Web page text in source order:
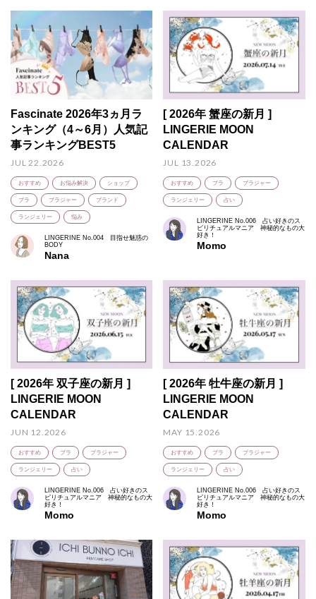
Fascinate 2026年3ヵ月ラ
ンキング（4～6月）人気記
事ランキングBEST5
JUL 22.2026
おすすめ お悩み解決 ショップ
ブラ ブラジャー ブランド
ランジェリー 悩み
LINGERINE No.004 目指せ魅惑の
BODY
Nana
[ 2026年 蟹座の新月 ]
LINGERIE MOON
CALENDAR
JUL 13.2026
おすすめ ブラ ブラジャー
ランジェリー 占い
LINGERINE No.006 占い好きのス
ピリチュアルマニア 神秘的なもの大
好き！
Momo
[ 2026年 双子座の新月 ]
LINGERIE MOON
CALENDAR
JUN 12.2026
おすすめ ブラ ブラジャー
ランジェリー 占い
LINGERINE No.006 占い好きのス
ピリチュアルマニア 神秘的なもの大
好き！
Momo
[ 2026年 牡牛座の新月 ]
LINGERIE MOON
CALENDAR
MAY 15.2026
おすすめ ブラ ブラジャー
ランジェリー 占い
LINGERINE No.006 占い好きのス
ピリチュアルマニア 神秘的なもの大
好き！
Momo